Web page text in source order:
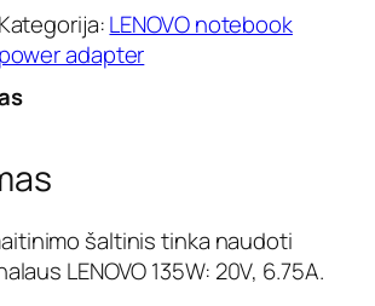
Kategorija:LENOVO notebook
power adapter
šaltinis tinka naudoti
LENOVO 135W: 20V, 6.75A.